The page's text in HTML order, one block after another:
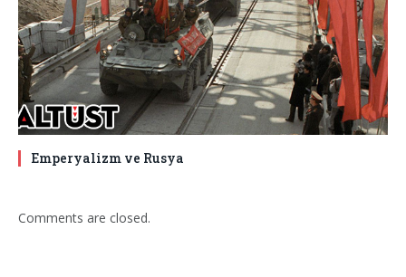
Emperyalizm ve Rusya
Comments are closed.